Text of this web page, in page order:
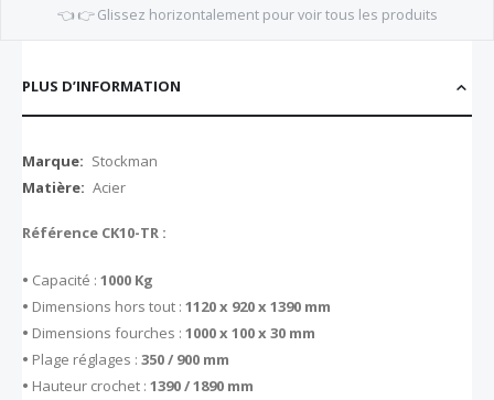
👈 👉 Glissez horizontalement pour voir tous les produits
PLUS D’INFORMATION
Plus
d’information
Stockman
Acier
Référence CK10-TR :
• Capacité : 1000 Kg
• Dimensions hors tout : 1120 x 920 x 1390 mm
• Dimensions fourches : 1000 x 100 x 30 mm
• Plage réglages : 350 / 900 mm
• Hauteur crochet : 1390 / 1890 mm